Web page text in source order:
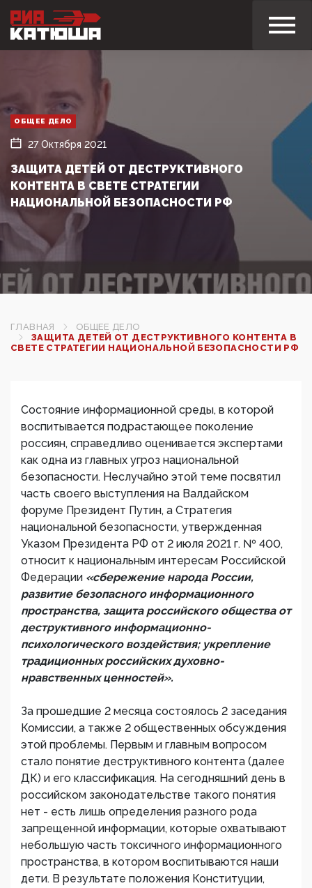
ОБЩЕЕ ДЕЛО
27 Октября 2021
ЗАЩИТА ДЕТЕЙ ОТ ДЕСТРУКТИВНОГО
КОНТЕНТА В СВЕТЕ СТРАТЕГИИ
НАЦИОНАЛЬНОЙ БЕЗОПАСНОСТИ РФ
ГЛАВНАЯ
ОБЩЕЕ ДЕЛО
ЗАЩИТА ДЕТЕЙ ОТ ДЕСТРУКТИВНОГО КОНТЕНТА В
СВЕТЕ СТРАТЕГИИ НАЦИОНАЛЬНОЙ БЕЗОПАСНОСТИ РФ
Состояние информационной среды, в которой
воспитывается подрастающее поколение
россиян, справедливо оценивается экспертами
как одна из главных угроз национальной
безопасности. Неслучайно этой теме посвятил
часть своего выступления на Валдайском
форуме Президент Путин, а Стратегия
национальной безопасности, утвержденная
Указом Президента РФ от 2 июля 2021 г. № 400,
относит к национальным интересам Российской
Федерации «сбережение народа России,
развитие безопасного информационного
пространства, защита российского общества от
деструктивного информационно-
психологического воздействия; укрепление
традиционных российских духовно-
нравственных ценностей».
За прошедшие 2 месяца состоялось 2 заседания
Комиссии, а также 2 общественных обсуждения
этой проблемы. Первым и главным вопросом
стало понятие деструктивного контента (далее
ДК) и его классификация. На сегодняшний день в
российском законодательстве такого понятия
нет - есть лишь определения разного рода
запрещенной информации, которые охватывают
небольшую часть токсичного информационного
пространства, в котором воспитываются наши
дети. В результате положения Конституции,